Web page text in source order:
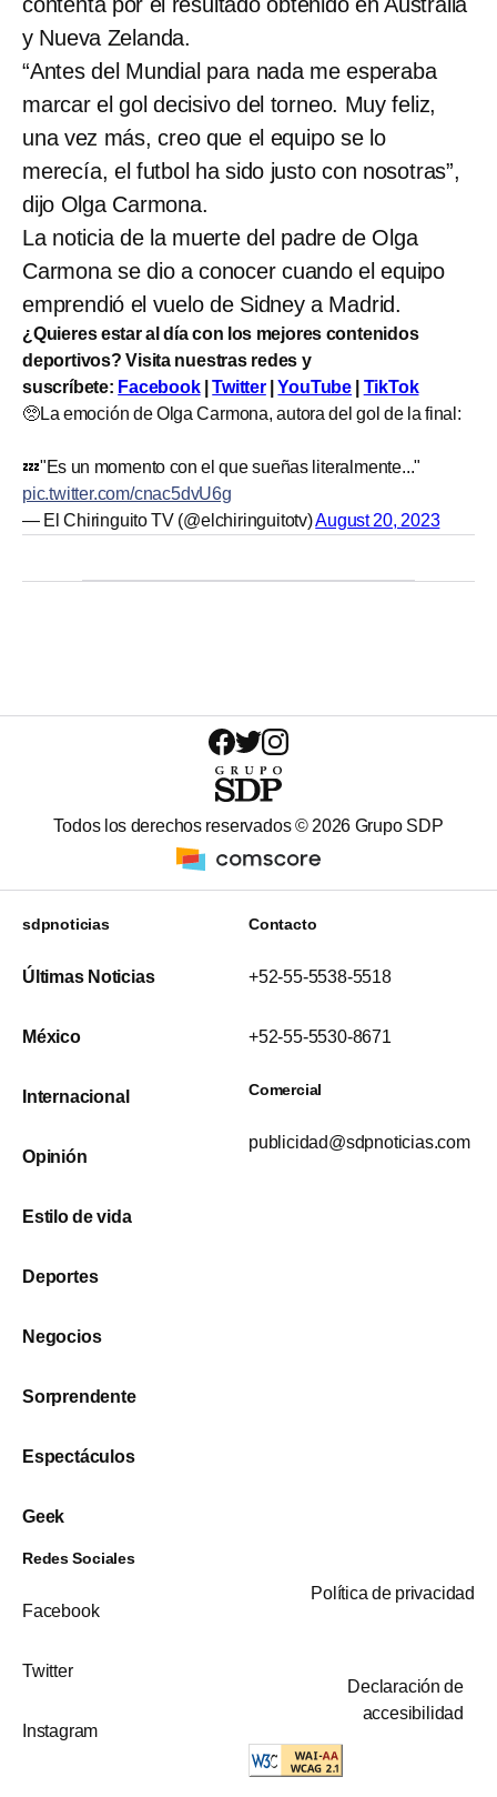
y Nueva Zelanda.
“Antes del Mundial para nada me esperaba
marcar el gol decisivo del torneo. Muy feliz,
una vez más, creo que el equipo se lo
merecía, el futbol ha sido justo con nosotras”,
dijo Olga Carmona.
La noticia de la muerte del padre de Olga
Carmona se dio a conocer cuando el equipo
emprendió el vuelo de Sidney a Madrid.
¿Quieres estar al día con los mejores contenidos
deportivos? Visita nuestras redes y
suscríbete: Facebook|Twitter|YouTube
TikTok
🥺La emoción de Olga Carmona, autora del gol de la final:
💤"Es un momento con el que sueñas literalmente..."
pic.twitter.com/cnac5dvU6g
— El Chiringuito TV (@elchiringuitotv)August 20, 2023
Todos los derechos reservados © 2026 Grupo SDP
sdpnoticias
Últimas Noticias
México
Internacional
Opinión
Estilo de vida
Deportes
Negocios
Sorprendente
Espectáculos
Geek
Contacto
+52-55-5538-5518
+52-55-5530-8671
Comercial
publicidad@sdpnoticias.com
Redes Sociales
Facebook
Twitter
Instagram
Política de privacidad
Declaración de
accesibilidad